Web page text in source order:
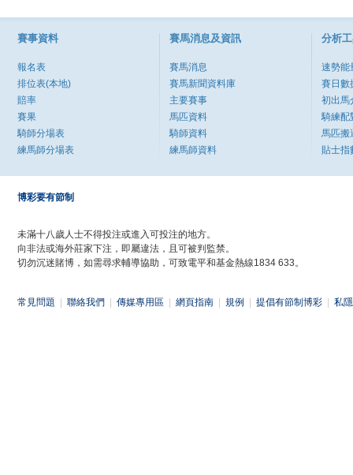
賽事資料
報名表
排位表(本地)
賠率
賽果
騎師分場表
練馬師分場表
賽馬消息及資訊
賽馬消息
賽馬新聞資料庫
主要賽事
馬匹資料
騎師資料
練馬師資料
分析
速勢能
賽日數
初出馬
騎練配
馬匹搬
貼士指
博彩要有節制
未滿十八歲人士不得投注或進入可投注的地方。
向非法或海外莊家下注，即屬違法，且可被判監禁。
切勿沉迷賭博，如需尋求輔導協助，可致電平和基金熱線1834 633。
常見問題 聯絡我們 傳媒專用區 網頁指南 規例 提倡有節制博彩 私